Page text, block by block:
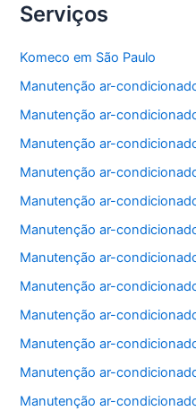
c
e
b
o
o
k
itt
er s
A
p
p
Serviços
Komeco em São Paulo
Manutenção ar-
Manutenção ar-
Manutenção ar-
Manutenção ar-
Manutenção ar-
Manutenção ar-
Manutenção ar-
Manutenção ar-
Manutenção ar-
Manutenção ar-
Manutenção ar-
Manutenção ar-